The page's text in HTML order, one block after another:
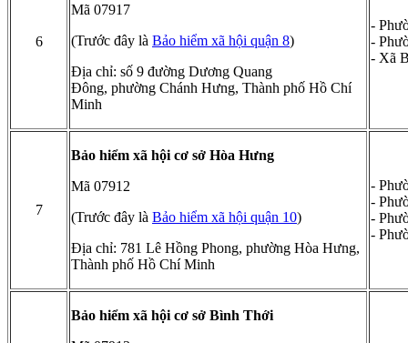
6
Mã 07917
(Trước đây là Bảo hiểm xã hội quận 8)
Địa chỉ: số 9 đường Dương Quang
Đông, phường Chánh Hưng, Thành phố Hồ Chí
Minh
-
-
- Xã
7
Bảo hiểm xã hội cơ sở Hòa Hưng
Mã 07912
(Trước đây là Bảo hiểm xã hội quận 10)
Địa chỉ: 781 Lê Hồng Phong, phường Hòa Hưng,
Thành phố Hồ Chí Minh
-
-
-
-
Bảo hiểm xã hội cơ sở Bình Thới